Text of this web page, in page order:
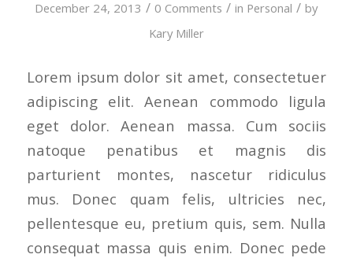
December 24, 2013 / 0 Comments / in Personal / by
Kary Miller
Lorem ipsum dolor sit amet, consectetuer
adipiscing elit. Aenean commodo ligula
eget dolor. Aenean massa. Cum sociis
natoque penatibus et magnis dis
parturient montes, nascetur ridiculus
mus. Donec quam felis, ultricies nec,
pellentesque eu, pretium quis, sem. Nulla
consequat massa quis enim. Donec pede